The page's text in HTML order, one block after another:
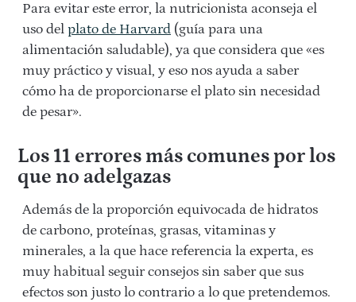
Para evitar este error, la nutricionista aconseja el
uso del plato de Harvard (guía para una
alimentación saludable), ya que considera que «es
muy práctico y visual, y eso nos ayuda a saber
cómo ha de proporcionarse el plato sin necesidad
de pesar».
Los 11 errores más comunes por los
que no adelgazas
Además de la proporción equivocada de hidratos
de carbono, proteínas, grasas, vitaminas y
minerales, a la que hace referencia la experta, es
muy habitual seguir consejos sin saber que sus
efectos son justo lo contrario a lo que pretendemos.